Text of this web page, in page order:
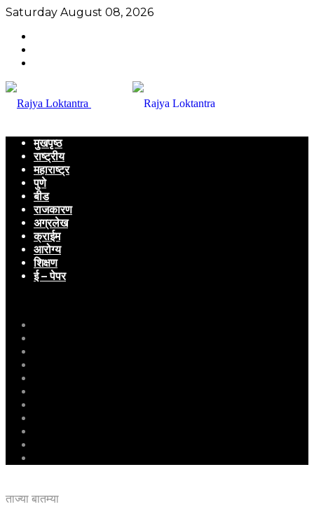
Saturday August 08, 2026
मुखपृष्ठ
राष्ट्रीय
महाराष्ट्र
पुणे
बीड
राजकारण
अग्रलेख
क्राईम
आरोग्य
शिक्षण
ई – पेपर
ताज्या बातम्या